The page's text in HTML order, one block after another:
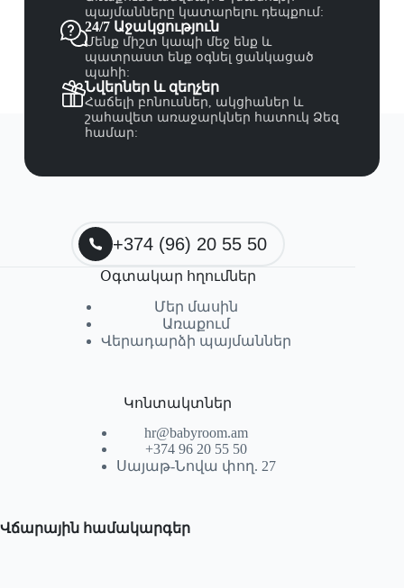
պայմանները կատարելու դեպքում:
24/7 Աջակցություն
Մենք միշտ կապի մեջ ենք և
պատրաստ ենք օգնել ցանկացած
պահի:
Նվերներ և զեղչեր
Հաճելի բոնուսներ, ակցիաներ և
շահավետ առաջարկներ հատուկ Ձեզ
համար:
+374 (96) 20 55 50
Օգտակար հղումներ
Մեր մասին
Առաքում
Վերադարձի պայմաններ
Կոնտակտներ
hr@babyroom.am
+374 96 20 55 50
Սայաթ-Նովա փող. 27
Վճարային համակարգեր